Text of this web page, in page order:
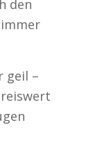
den
geil –